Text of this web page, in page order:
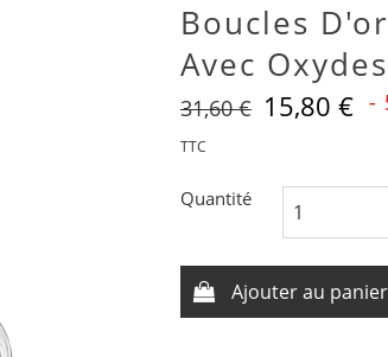
Boucles
Avec
15,80 € -
31,60 €
TTC
Quantité
Ajouter au panier